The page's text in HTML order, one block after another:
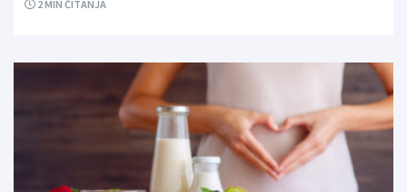
2MIN ČITANJA